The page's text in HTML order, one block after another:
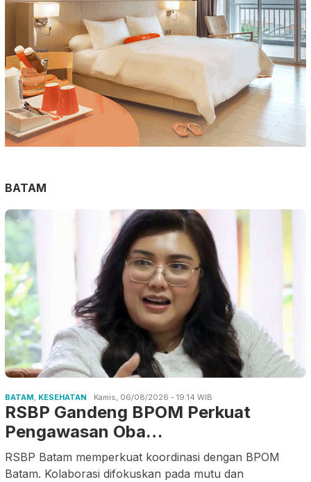
BATAM
BATAM, KESEHATAN Kamis, 06/08/2026 - 19:14 WIB
RSBP Gandeng BPOM Perkuat
Pengawasan Oba…
RSBP Batam memperkuat koordinasi dengan BPOM
Batam. Kolaborasi difokuskan pada mutu dan